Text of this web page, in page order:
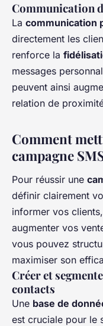
Communication
La communication
directement les
renforce la
messages
peuvent ainsi
relation de
Comment
campagne
Pour réussir une
définir clairement
informer vos
augmenter vos
vous pouvez
maximiser son
Créer et
contacts
Une base de
est cruciale pour le